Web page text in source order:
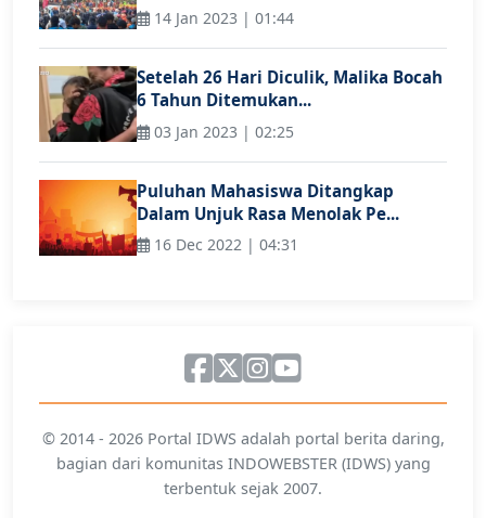
14 Jan 2023 | 01:44
Setelah 26 Hari Diculik, Malika Bocah
6 Tahun Ditemukan...
03 Jan 2023 | 02:25
Puluhan Mahasiswa Ditangkap
Dalam Unjuk Rasa Menolak Pe...
16 Dec 2022 | 04:31
© 2014 - 2026 Portal IDWS adalah portal berita daring,
bagian dari komunitas INDOWEBSTER (IDWS) yang
terbentuk sejak 2007.